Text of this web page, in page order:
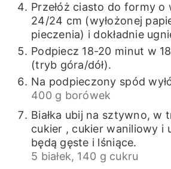
Przełóż ciasto do formy o
24/24 cm (wyłożonej
pieczenia) i dokładnie
Podpiecz 18-20 minut w
(tryb góra/dół).
Na podpieczony spód
400 g borówek
Białka ubij na sztywno, w
cukier , cukier waniliowy i
będą gęste i lśniące.
5 białek, 140 g cukru